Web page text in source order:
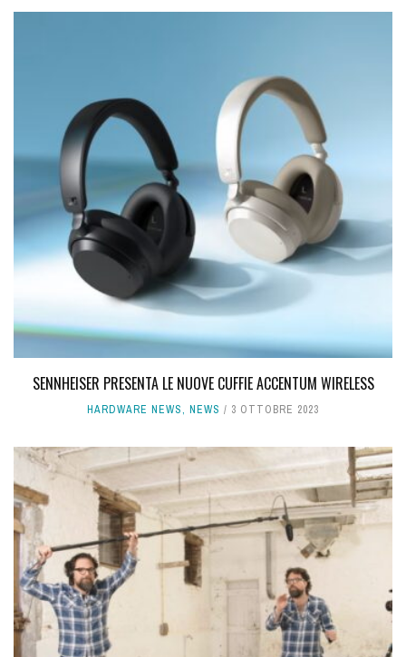
SENNHEISER PRESENTA LE NUOVE CUFFIE ACCENTUM WIRELESS
HARDWARE NEWS, NEWS 3 OTTOBRE 2023